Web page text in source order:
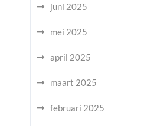
juni 2025
mei 2025
april 2025
maart 2025
februari 2025